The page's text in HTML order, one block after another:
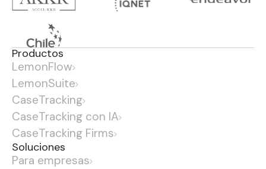
Productos
LemonFlow
LemonSuite
CaseTracking
CaseTracking con IA
CaseTracking Firms
Soluciones
Para empresas